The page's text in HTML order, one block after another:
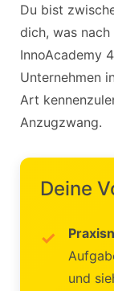
Du bist
dich, was
InnoAcademy
Unternehmen
Art
Anzugzwang.
Deine
und